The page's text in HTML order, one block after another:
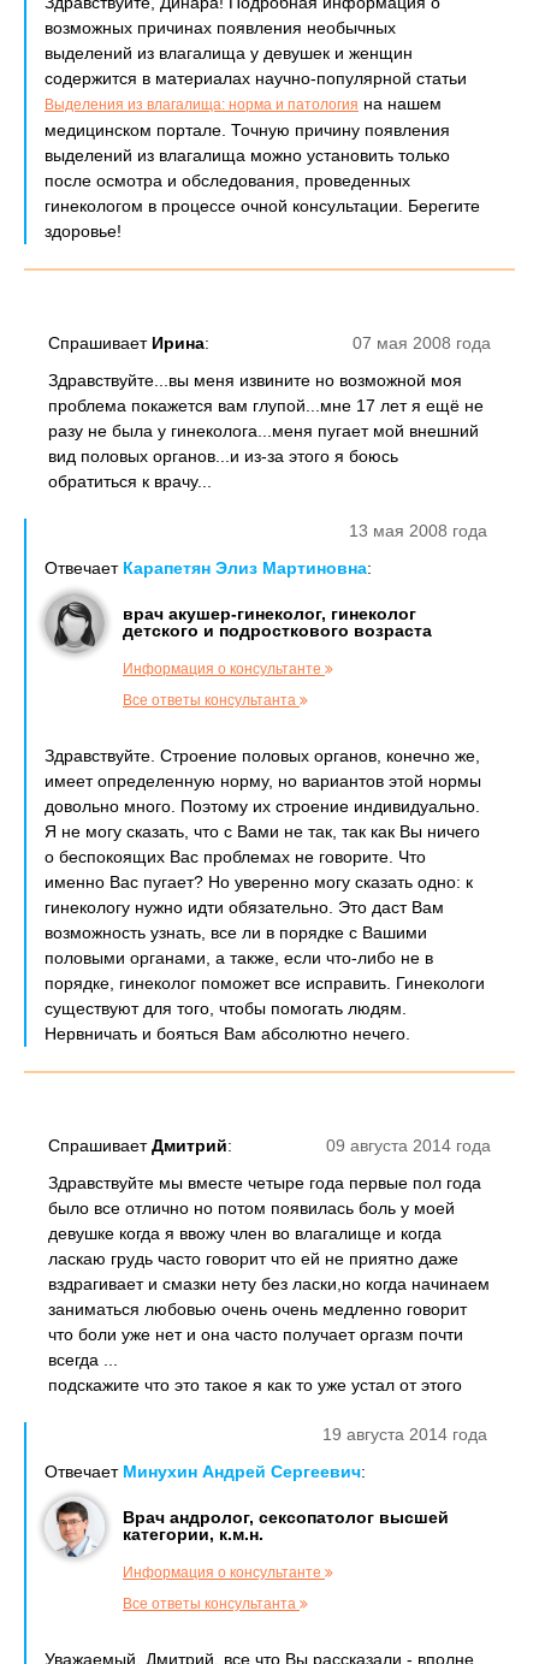
возможных причинах появления необычных
выделений из влагалища у девушек и женщин
содержится в материалах научно-популярной статьи
Выделения из влагалища: норма и патология на нашем
медицинском портале. Точную причину появления
выделений из влагалища можно установить только
после осмотра и обследования, проведенных
гинекологом в процессе очной консультации. Берегите
здоровье!
07 мая 2008 года
Спрашивает Ирина:
Здравствуйте...вы меня извините но возможной моя
проблема покажется вам глупой...мне 17 лет я ещё не
разу не была у гинеколога...меня пугает мой внешний
вид половых органов...и из-за этого я боюсь
обратиться к врачу...
13 мая 2008 года
Отвечает Карапетян Элиз Мартиновна:
врач акушер-гинеколог, гинеколог
детского и подросткового возраста
Информация о консультанте
Все ответы консультанта
Здравствуйте. Строение половых органов, конечно же,
имеет определенную норму, но вариантов этой нормы
довольно много. Поэтому их строение индивидуально.
Я не могу сказать, что с Вами не так, так как Вы ничего
о беспокоящих Вас проблемах не говорите. Что
именно Вас пугает? Но уверенно могу сказать одно: к
гинекологу нужно идти обязательно. Это даст Вам
возможность узнать, все ли в порядке с Вашими
половыми органами, а также, если что-либо не в
порядке, гинеколог поможет все исправить. Гинекологи
существуют для того, чтобы помогать людям.
Нервничать и бояться Вам абсолютно нечего.
09 августа 2014 года
СпрашиваетДмитрий:
Здравствуйте мы вместе четыре года первые пол года
было все отлично но потом появилась боль у моей
девушке когда я ввожу член во влагалище и когда
ласкаю грудь часто говорит что ей не приятно даже
вздрагивает и смазки нету без ласки,но когда начинаем
заниматься любовью очень очень медленно говорит
что боли уже нет и она часто получает оргазм почти
всегда ...
подскажите что это такое я как то уже устал от этого
19 августа 2014 года
Отвечает Минухин Андрей Сергеевич:
Врач андролог, сексопатолог высшей
категории, к.м.н.
Информация о консультанте
Все ответы консультанта
Уважаемый, Дмитрий, все что Вы рассказали - вполне